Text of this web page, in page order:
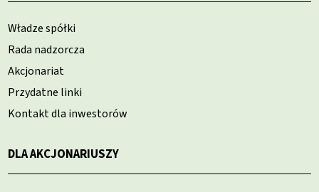
Władze spółki
Rada nadzorcza
Akcjonariat
Przydatne linki
Kontakt dla inwestorów
DLA AKCJONARIUSZY